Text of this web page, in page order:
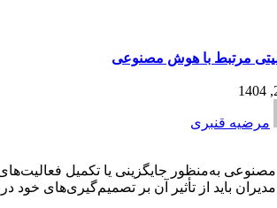
مرتبط با هوش مصنوعی
مرضیه قنبری
به‌منظور جایگزینی یا تکمیل
باید از تأثیر آن بر تصمیم‌گیری‌های خود